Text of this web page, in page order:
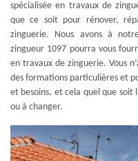
spécialisée en travaux de
que ce soit pour rénover,
zinguerie. Nous avons à
zingueur 1097 pourra vous
en travaux de zinguerie. Vous
des formations particulières et
et besoins, et cela quel que soit
ou à changer.